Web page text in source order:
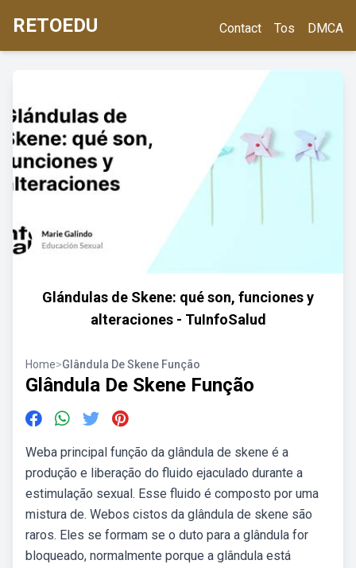
RETOEDU Contact Tos DMCA
Glándulas de Skene: qué son, funciones y
alteraciones - TuInfoSalud
Home>Glândula De Skene Função
Glândula De Skene Função
Weba principal função da glândula de skene é a
produção e liberação do fluido ejaculado durante a
estimulação sexual. Esse fluido é composto por uma
mistura de. Webos cistos da glândula de skene são
raros. Eles se formam se o duto para a glândula for
bloqueado, normalmente porque a glândula está